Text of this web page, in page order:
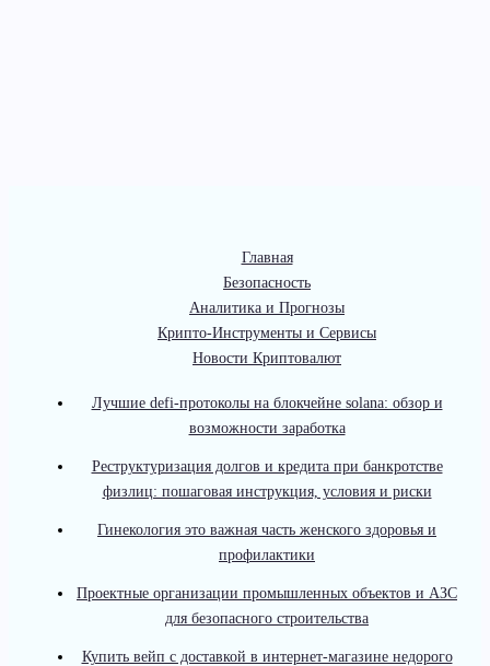
Главная
Безопасность
Аналитика и Прогнозы
Крипто-Инструменты и Сервисы
Новости Криптовалют
Лучшие defi-протоколы на блокчейне solana: обзор и
возможности заработка
Реструктуризация долгов и кредита при банкротстве
физлиц: пошаговая инструкция, условия и риски
Гинекология это важная часть женского здоровья и
профилактики
Проектные организации промышленных объектов и АЗС
для безопасного строительства
Купить вейп с доставкой в интернет-магазине недорого